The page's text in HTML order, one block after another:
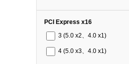
PCI Express x16
3 (5.0 x2、4.0 x1)
4 (5.0 x3、4.0 x1)